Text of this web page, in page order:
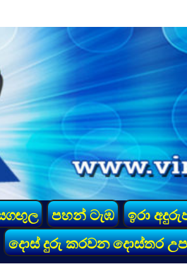
පහන් ටැඹ
ඉරා
දොස් දුරු කරවන දොස්තර